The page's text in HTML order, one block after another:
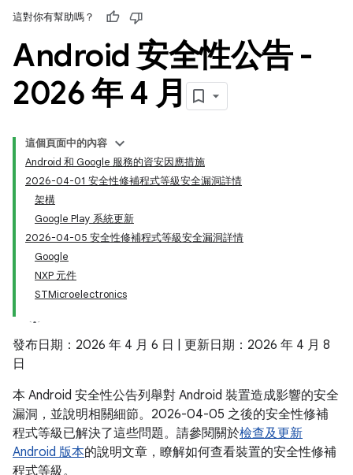
這對你有幫助嗎？
Android 安全性公告 -
2026 年 4 月
這個頁面中的內容
Android 和 Google 服務的資安因應措施
2026-04-01 安全性修補程式等級安全漏洞詳情
架構
Google Play 系統更新
2026-04-05 安全性修補程式等級安全漏洞詳情
Google
NXP 元件
STMicroelectronics
發布日期：2026 年 4 月 6 日 | 更新日期：2026 年 4 月 8
日
本 Android 安全性公告列舉對 Android 裝置造成影響的安全
漏洞，並說明相關細節。2026-04-05 之後的安全性修補
程式等級已解決了這些問題。請參閱關於檢查及更新
Android 版本的說明文章，瞭解如何查看裝置的安全性修補
程式等級。